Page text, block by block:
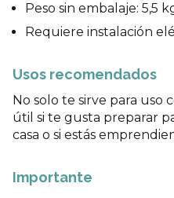
Peso sin embalaje: 5,5
Requiere instalación
Usos recomendados
No solo te sirve para uso
útil si te gusta preparar
casa o si estás
Importante